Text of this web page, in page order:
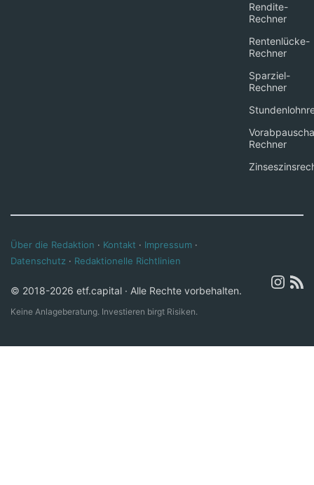
Rendite-
Rechner
Rentenlücke-
Rechner
Sparziel-
Rechner
Rechner
Über die Redaktion · Kontakt · Impressum ·
Datenschutz · Redaktionelle Richtlinien
© 2018-2026 etf.capital · Alle Rechte vorbehalten.
Keine Anlageberatung. Investieren birgt Risiken.